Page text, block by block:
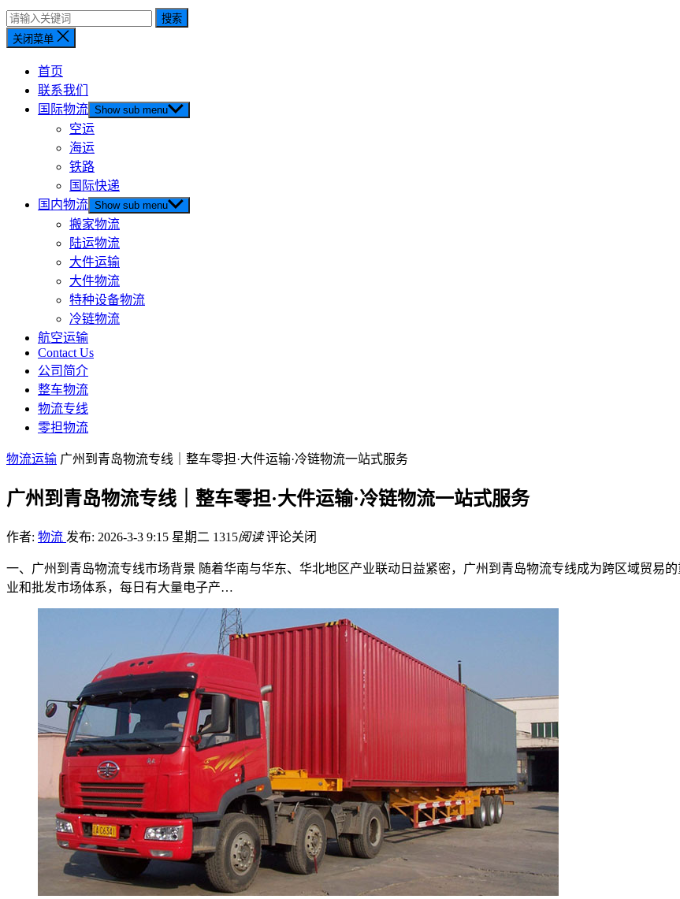
搜索
关闭菜单
首页
联系我们
国际物流 Show sub menu
空运
海运
铁路
国际快递
国内物流 Show sub menu
搬家物流
陆运物流
大件运输
大件物流
特种设备物流
冷链物流
航空运输
Contact Us
公司简介
整车物流
物流专线
零担物流
物流运输 广州到青岛物流专线｜整车零担·大件运输·冷链物流一站式服务
广州到青岛物流专线｜整车零担·大件运输·冷链物流一站式服务
作者: 物流 发布: 2026-3-3 9:15 星期二 1315阅读 评论关闭
一、广州到青岛物流专线市场背景 随着华南与华东、华北地区产业联动日益紧密，广州到青岛物流专线成为跨区域贸易
业和批发市场体系，每日有大量电子产…